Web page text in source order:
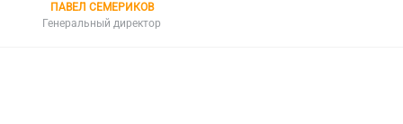
ПАВЕЛ СЕМЕРИКОВ
Генеральный директор